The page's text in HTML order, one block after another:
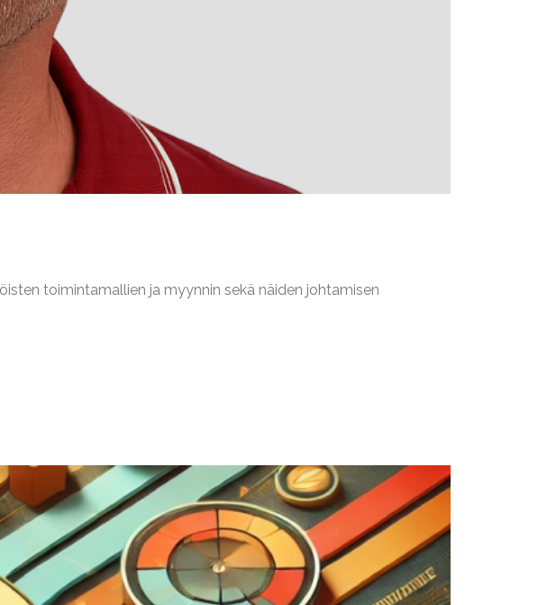
toimintamallien ja myynnin sekä näiden johtamisen